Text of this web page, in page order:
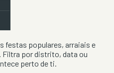
festas populares, arraiais e
por distrito, data ou
perto de ti.